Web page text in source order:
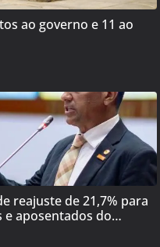
ao governo e 11 ao
reajuste de 21,7% para
aposentados do